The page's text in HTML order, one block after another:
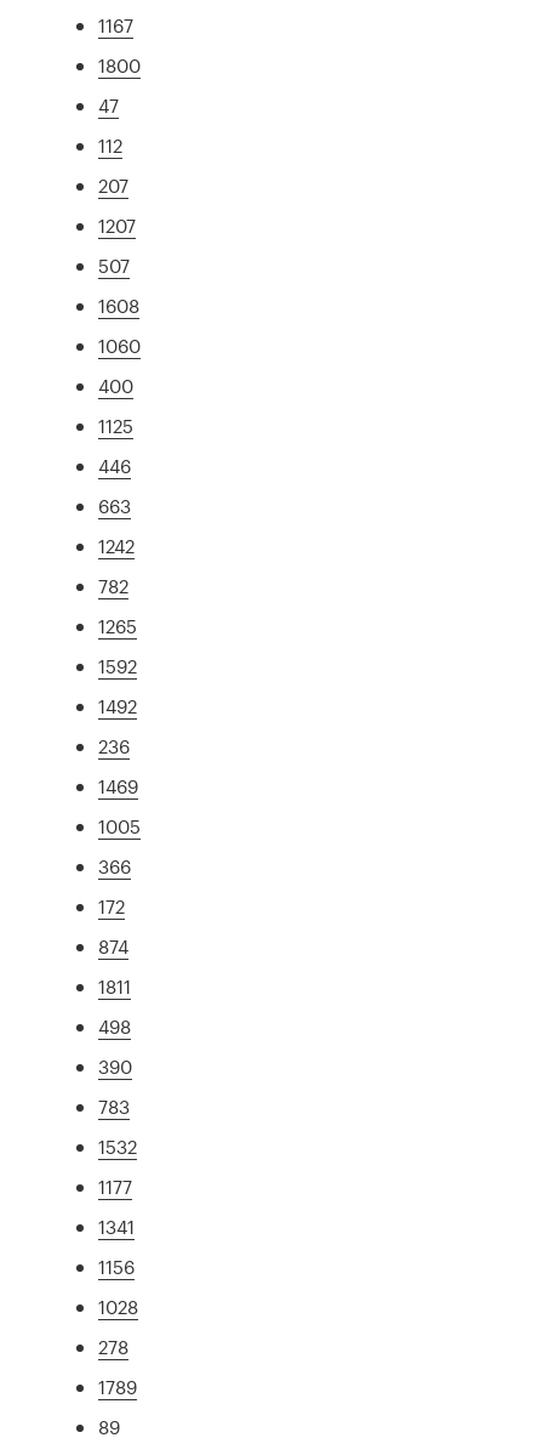
1167
1800
47
112
207
1207
507
1608
1060
400
1125
446
663
1242
782
1265
1592
1492
236
1469
1005
366
172
874
1811
498
390
783
1532
1177
1341
1156
1028
278
1789
89